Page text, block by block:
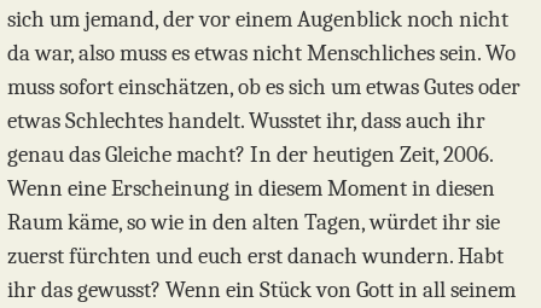
sich um jemand, der vor einem Augenblick noch nicht
da war, also muss es etwas nicht Menschliches sein. Wo
muss sofort einschätzen, ob es sich um etwas Gutes oder
etwas Schlechtes handelt. Wusstet ihr, dass auch ihr
genau das Gleiche macht? In der heutigen Zeit, 2006.
Wenn eine Erscheinung in diesem Moment in diesen
Raum käme, so wie in den alten Tagen, würdet ihr sie
zuerst fürchten und euch erst danach wundern. Habt
ihr das gewusst? Wenn ein Stück von Gott in all seinem